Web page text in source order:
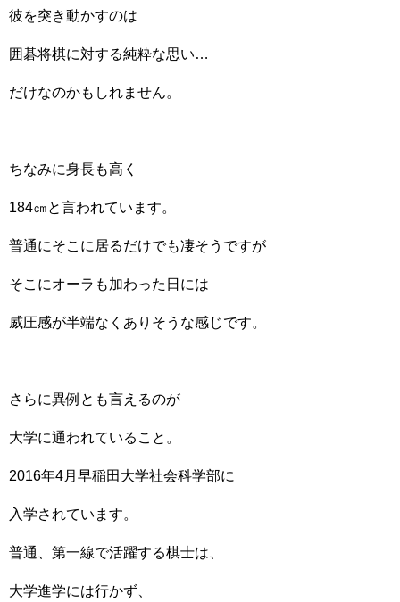
彼を突き動かすのは
囲碁将棋に対する純粋な思い…
だけなのかもしれません。
ちなみに身長も高く
184㎝と言われています。
普通にそこに居るだけでも凄そうですが
そこにオーラも加わった日には
威圧感が半端なくありそうな感じです。
さらに異例とも言えるのが
大学に通われていること。
2016年4月早稲田大学社会科学部に
入学されています。
普通、第一線で活躍する棋士は、
大学進学には行かず、